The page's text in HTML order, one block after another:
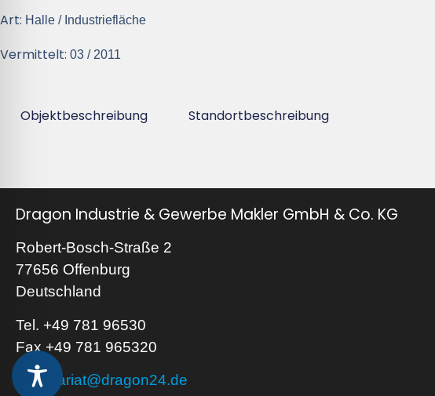
Art: Halle / Industriefläche
Vermittelt: 03 / 2011
Objektbeschreibung Standortbeschreibung
Dragon Industrie & Gewerbe Makler GmbH & Co. KG
Robert-Bosch-Straße 2
77656 Offenburg
Deutschland
Tel. +49 781 96530
Fax +49 781 965320
sekretariat@dragon24.de